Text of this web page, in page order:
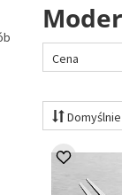
Cena
Domyślnie